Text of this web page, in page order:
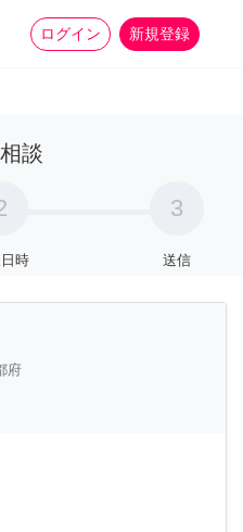
ログイン 新規登録
家事 more_horiz
談
時
3
送信
府